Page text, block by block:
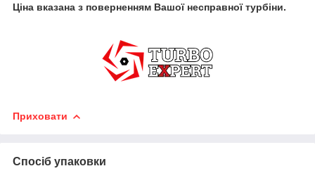
Ціна вказана з поверненням Вашої несправної турбіни.
Приховати
Спосіб упаковки